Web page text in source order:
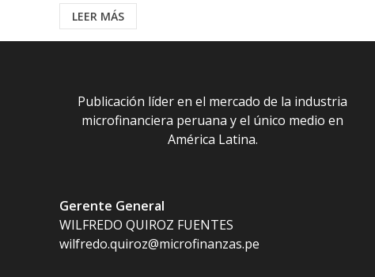
LEER MÁS
Publicación líder en el mercado de la industria
microfinanciera peruana y el único medio en
América Latina.
Gerente General
WILFREDO QUIROZ FUENTES
wilfredo.quiroz@microfinanzas.pe